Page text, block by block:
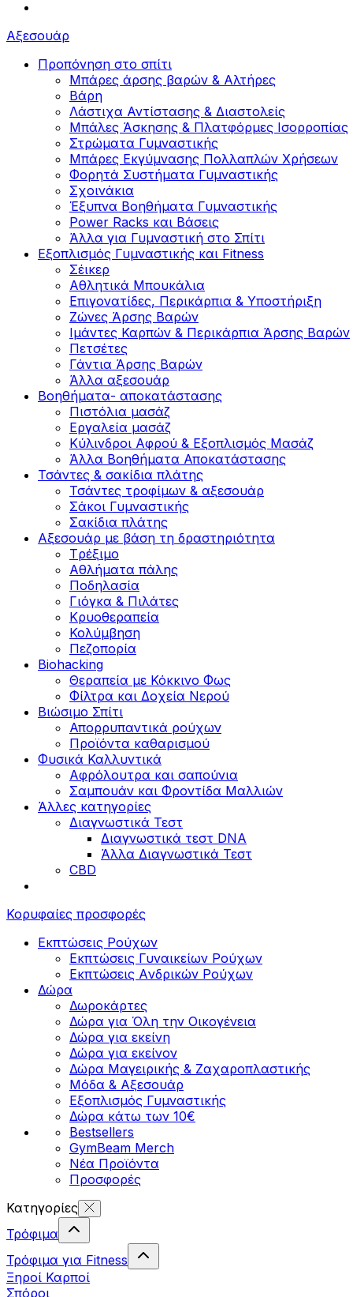
Αξεσουάρ
Προπόνηση στο σπίτι
Μπάρες άρσης βαρών & Αλτήρες
Βάρη
Λάστιχα Αντίστασης & Διαστολείς
Μπάλες Άσκησης & Πλατφόρμες Ισορροπίας
Στρώματα Γυμναστικής
Μπάρες Εκγύμνασης Πολλαπλών Χρήσεων
Φορητά Συστήματα Γυμναστικής
Σχοινάκια
Έξυπνα Βοηθήματα Γυμναστικής
Power Racks και Βάσεις
Άλλα για Γυμναστική στο Σπίτι
Εξοπλισμός Γυμναστικής και Fitness
Σέικερ
Αθλητικά Μπουκάλια
Επιγονατίδες, Περικάρπια & Υποστήριξη
Ζώνες Άρσης Βαρών
Ιμάντες Καρπών & Περικάρπια Άρσης Βαρών
Πετσέτες
Γάντια Άρσης Βαρών
Άλλα αξεσουάρ
Βοηθήματα- αποκατάστασης
Πιστόλια μασάζ
Εργαλεία μασάζ
Κύλινδροι Αφρού & Εξοπλισμός Μασάζ
Άλλα Βοηθήματα Αποκατάστασης
Τσάντες & σακίδια πλάτης
Τσάντες τροφίμων & αξεσουάρ
Σάκοι Γυμναστικής
Σακίδια πλάτης
Αξεσουάρ με βάση τη δραστηριότητα
Tρέξιμο
Αθλήματα πάλης
Ποδηλασία
Γιόγκα & Πιλάτες
Κρυοθεραπεία
Κολύμβηση
Πεζοπορία
Biohacking
Θεραπεία με Κόκκινο Φως
Φίλτρα και Δοχεία Νερού
Βιώσιμο Σπίτι
Απορρυπαντικά ρούχων
Προϊόντα καθαρισμού
Φυσικά Καλλυντικά
Αφρόλουτρα και σαπούνια
Σαμπουάν και Φροντίδα Μαλλιών
Άλλες κατηγορίες
Διαγνωστικά Τεστ
Διαγνωστικά τεστ DNA
Άλλα Διαγνωστικά Τεστ
CBD
Κορυφαίες προσφορές
Εκπτώσεις Ρούχων
Εκπτώσεις Γυναικείων Ρούχων
Εκπτώσεις Aνδρικών Ρούχων
Δώρα
Δωροκάρτες
Δώρα για Όλη την Οικογένεια
Δώρα για εκείνη
Δώρα για εκείνον
Δώρα Μαγειρικής & Ζαχαροπλαστικής
Μόδα & Αξεσουάρ
Εξοπλισμός Γυμναστικής
Δώρα κάτω των 10€
Bestsellers
GymBeam Merch
Νέα Προϊόντα
Προσφορές
Κατηγορίες
Τρόφιμα
Τρόφιμα για Fitness
Ξηροί Καρποί
Σπόροι